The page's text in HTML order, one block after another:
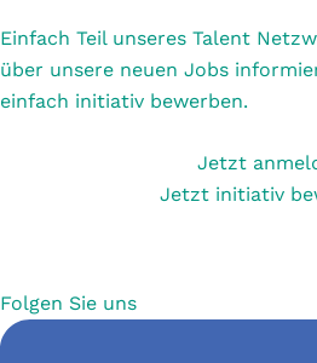
Einfach Teil unseres Talent
über unsere neuen Jobs
einfach initiativ bewerben.
Jetzt
Jetzt initiativ
Folgen Sie uns